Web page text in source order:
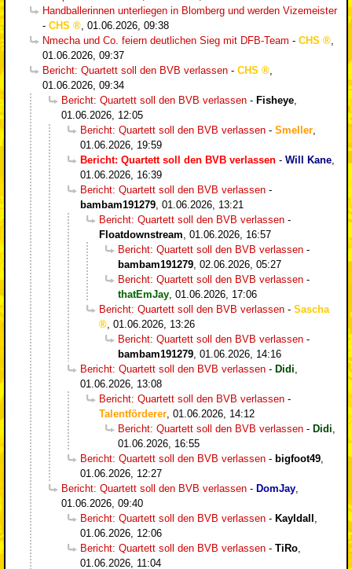
Handballerinnen unterliegen in Blomberg und werden Vizemeister
- CHS
01.06.2026, 09:38
Nmecha und Co. feiern deutlichen Sieg mit DFB-Team - CHS
01.06.2026, 09:37
Bericht: Quartett soll den BVB verlassen - CHS
01.06.2026, 09:34
Bericht: Quartett soll den BVB verlassen - Fisheye
01.06.2026, 12:05
Bericht: Quartett soll den BVB verlassen - Smeller
01.06.2026, 19:59
Bericht: Quartett soll den BVB verlassen - Will Kane
01.06.2026, 16:39
Bericht: Quartett soll den BVB verlassen -
bambam191279 01.06.2026, 13:21
Bericht: Quartett soll den BVB verlassen -
Floatdownstream 01.06.2026, 16:57
Bericht: Quartett soll den BVB verlassen -
bambam191279 02.06.2026, 05:27
Bericht: Quartett soll den BVB verlassen -
thatEmJay 01.06.2026, 17:06
Bericht: Quartett soll den BVB verlassen - Sascha
01.06.2026, 13:26
Bericht: Quartett soll den BVB verlassen -
bambam191279 01.06.2026, 14:16
Bericht: Quartett soll den BVB verlassen - Didi
01.06.2026, 13:08
Bericht: Quartett soll den BVB verlassen -
Talentförderer 01.06.2026, 14:12
Bericht: Quartett soll den BVB verlassen - Didi
01.06.2026, 16:55
Bericht: Quartett soll den BVB verlassen - bigfoot49
01.06.2026, 12:27
Bericht: Quartett soll den BVB verlassen - DomJay
01.06.2026, 09:40
Bericht: Quartett soll den BVB verlassen - Kayldall
01.06.2026, 12:06
Bericht: Quartett soll den BVB verlassen - TiRo
01.06.2026, 11:04